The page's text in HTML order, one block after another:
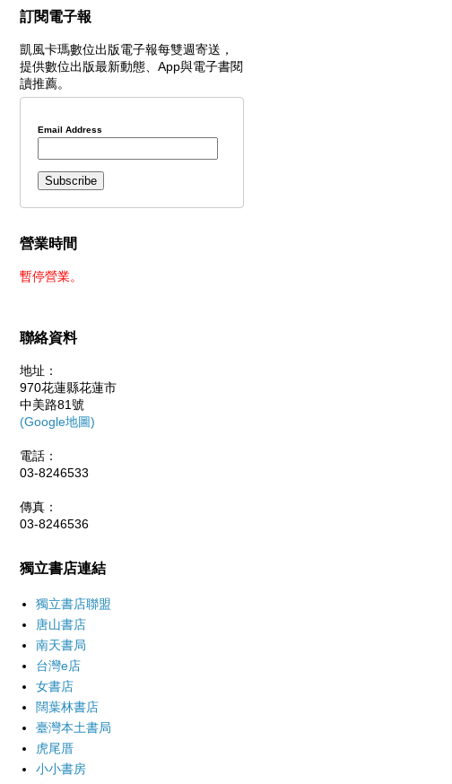
訂閱電子報
凱風卡瑪數位出版電子報每雙週寄送，
提供數位出版最新動態、App與電子書閱
讀推薦。
Email Address
營業時間
暫停營業。
聯絡資料
地址：
970花蓮縣花蓮市
中美路81號
(Google地圖)
電話：
03-8246533
傳真：
03-8246536
獨立書店連結
獨立書店聯盟
唐山書店
南天書局
台灣e店
女書店
闊葉林書店
臺灣本土書局
虎尾厝
小小書房